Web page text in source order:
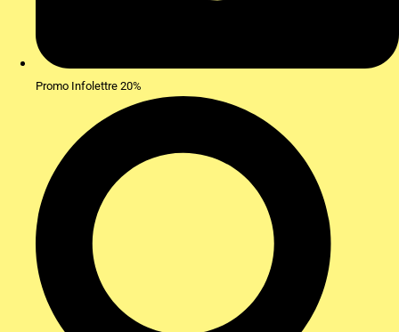
Promo Infolettre 20%